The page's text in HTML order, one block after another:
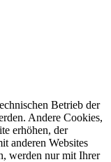
Betrieb der
Andere Cookies,
erhöhen, der
anderen Websites
werden nur mit Ihrer